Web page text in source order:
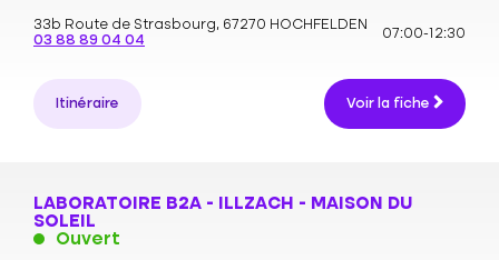
33b Route de Strasbourg, 67270 HOCHFELDEN
03 88 89 04 04
07:00-12:30
Itinéraire Voir la fiche
LABORATOIRE B2A - ILLZACH - MAISON DU
SOLEIL
Ouvert